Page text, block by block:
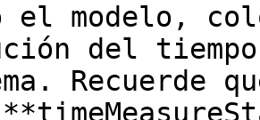
el modelo,
del tiempo
Recuerde